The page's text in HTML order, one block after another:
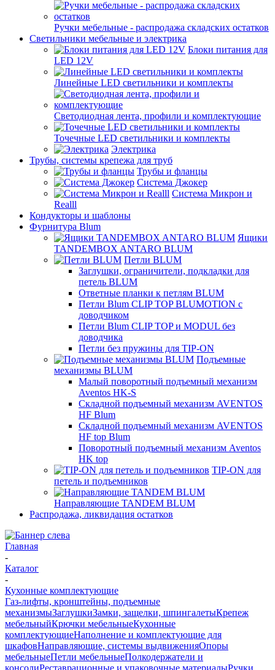
Ручки мебельные - распродажа складских остатков
Светильники мебельные и электрика
Блоки питания для
LED 12V
Линейные LED светильники и комплекты
Светодиодная лента, профили и комплектующие
Точечные LED светильники и комплекты
Электрика
Трубы, системы крепежа для труб
Трубы и фланцы
Система Джокер
Система Микрон и
Realll
Кондукторы и шаблоны
Фурнитура Blum
Ящики
TANDEMBOX ANTARO BLUM
Петли BLUM
Заглушки, ограничители, подкладки для
петель BLUM
Ответные планки к петлям BLUM
Петли Blum CLIP TOP BLUMOTION с
доводчиком
Петли Blum CLIP TOP и MODUL без
доводчика
Петли без пружины для TIP-ON
Подъемные
механизмы BLUM
Малый поворотный подъемный механизм
Aventos HK-S
Складной подъемный механизм AVENTOS
HF Blum
Складной подъемный механизм AVENTOS
HF top Blum
Поворотный подъемный механизм Aventos
HK top
TIP-ON для
петель и подъемников
Направляющие TANDEM BLUM
Распродажа, ликвидация остатков
Главная
-
Каталог
-
Кухонные комплектующие
Газ-лифты, кронштейны, подъемные
механизмыЗаглушкиЗамки, защелки, шпингалетыКрепеж
мебельныйКрючки мебельныеКухонные
комплектующиеНаполнение и комплектующие для
шкафовНаправляющие, системы выдвиженияОпоры
мебельныеПетли мебельныеПолкодержатели и
консолиРеставрационные и упаковочные материалыРучки